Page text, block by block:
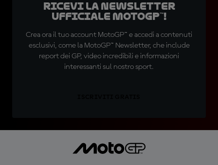
Ricevi la newsletter
ufficiale MotoGP™!
Crea ora il tuo account MotoGP™ e accedi a contenuti
esclusivi, come la MotoGP™ Newsletter, che include
report dei GP, video incredibili e informazioni
interessanti sul nostro sport.